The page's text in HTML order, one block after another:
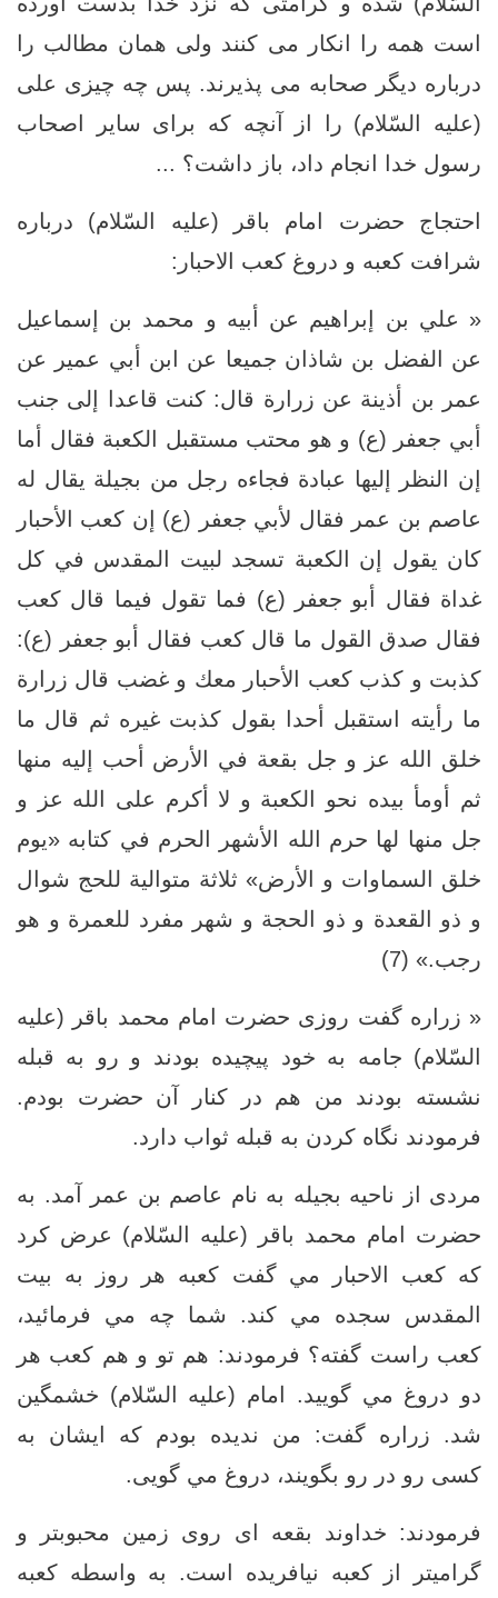
است همه را انكار مى ‏كنند ولى همان مطالب را
درباره ديگر صحابه مى ‏پذيرند. پس چه چیزی علی
(علیه السّلام) را از آنچه که برای سایر اصحاب
رسول خدا انجام داد، باز داشت؟ ...
احتجاج حضرت امام باقر (علیه السّلام) درباره
شرافت کعبه و دروغ كعب الاحبار:
« علي بن إبراهيم عن أبيه و محمد بن إسماعيل
عن الفضل بن شاذان جميعا عن ابن أبي عمير عن
عمر بن أذينة عن زرارة قال: كنت قاعدا إلى جنب
أبي جعفر (ع) و هو محتب‏ مستقبل الكعبة فقال أما
إن النظر إليها عبادة فجاءه رجل من بجيلة يقال له
عاصم بن عمر فقال لأبي جعفر (ع) إن كعب الأحبار
كان يقول إن الكعبة تسجد لبيت المقدس في كل
غداة فقال أبو جعفر (ع) فما تقول فيما قال كعب
فقال صدق القول ما قال كعب فقال أبو جعفر (ع):
كذبت و كذب كعب الأحبار معك و غضب قال زرارة
ما رأيته استقبل أحدا بقول كذبت غيره ثم قال ما
خلق الله عز و جل بقعة في الأرض أحب إليه منها
ثم أومأ بيده نحو الكعبة و لا أكرم على الله عز و
جل منها لها حرم الله الأشهر الحرم في كتابه‏ «يوم
خلق السماوات و الأرض»‏ ثلاثة متوالية للحج شوال
و ذو القعدة و ذو الحجة و شهر مفرد للعمرة و هو
رجب.» (7)
« زراره گفت روزى حضرت امام محمد باقر (علیه
السّلام) جامه به خود پيچيده بودند و رو به قبله
نشسته بودند من هم در كنار آن حضرت بودم.
فرمودند نگاه كردن به قبله ثواب دارد.
مردى از ناحيه بجيله به نام عاصم بن عمر آمد. به
حضرت امام محمد باقر (علیه السّلام) عرض كرد
كه كعب الاحبار مي گفت كعبه هر روز به بيت
المقدس سجده مي كند. شما چه مي فرمائيد،
كعب راست گفته؟ فرمودند: هم تو و هم كعب هر
دو دروغ مي گویيد. امام (علیه السّلام) خشمگين
شد. زراره گفت: من نديده بودم كه ايشان به
كسى رو در رو بگويند، دروغ مي گویى.
فرمودند: خداوند بقعه ‏اى روى زمين محبوبتر و
گرامیتر از كعبه نيافريده است. به واسطه كعبه